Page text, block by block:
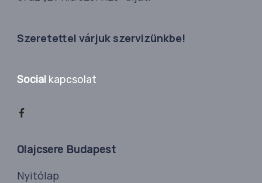
Szeretettel várjuk szervizünkbe!
Social kapcsolat
Olajcsere Budapest
Nyitólap